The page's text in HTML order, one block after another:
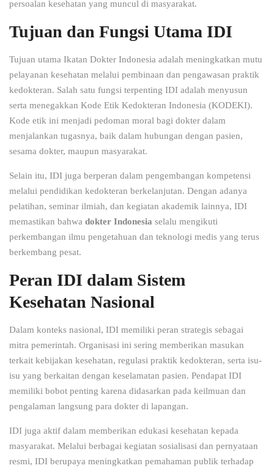
persoalan kesehatan yang muncul di masyarakat.
Tujuan dan Fungsi Utama IDI
Tujuan utama Ikatan Dokter Indonesia adalah meningkatkan mutu
pelayanan kesehatan melalui pembinaan dan pengawasan praktik
kedokteran. Salah satu fungsi terpenting IDI adalah menyusun
serta menegakkan Kode Etik Kedokteran Indonesia (KODEKI).
Kode etik ini menjadi pedoman moral bagi dokter dalam
menjalankan tugasnya, baik dalam hubungan dengan pasien,
sesama dokter, maupun masyarakat.
Selain itu, IDI juga berperan dalam pengembangan kompetensi
melalui pendidikan kedokteran berkelanjutan. Dengan adanya
pelatihan, seminar ilmiah, dan kegiatan akademik lainnya, IDI
memastikan bahwa dokter Indonesia selalu mengikuti
perkembangan ilmu pengetahuan dan teknologi medis yang terus
berkembang pesat.
Peran IDI dalam Sistem
Kesehatan Nasional
Dalam konteks nasional, IDI memiliki peran strategis sebagai
mitra pemerintah. Organisasi ini sering memberikan masukan
terkait kebijakan kesehatan, regulasi praktik kedokteran, serta isu-
isu yang berkaitan dengan keselamatan pasien. Pendapat IDI
memiliki bobot penting karena didasarkan pada keilmuan dan
pengalaman langsung para dokter di lapangan.
IDI juga aktif dalam memberikan edukasi kesehatan kepada
masyarakat. Melalui berbagai kegiatan sosialisasi dan pernyataan
resmi, IDI berupaya meningkatkan pemahaman publik terhadap